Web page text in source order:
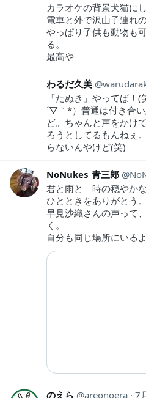
カラオケの背景犬猫に
電車と外で沢山子連れ
やっぱり子供も動物も
る。
最高や
わるだ久美
「たぬき」やってば！
´▽｀*）普通は付き合
ど。ちゃんと声をかけ
ろうとしてるもんねぇ
らないんやけど(笑)
NoNukes_青三郎
君と雨と 時の穏やか
ひとときをありがとう。
早見沙織さんの声って
く。
自分も同じ場所にいる
のえら areonoera 7